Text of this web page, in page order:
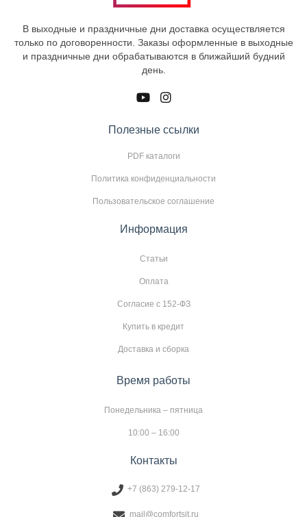
В выходные и праздничные дни доставка осуществляется
только по договоренности. Заказы оформленные в выходные
и праздничные дни обрабатываются в ближайший будний
день.
Полезные ссылки
PDF каталоги
Политика конфиденциальности
Пользовательское соглашение
Информация
Статьи
Оплата
Согласие с 152-ФЗ
Купить в кредит
Доставка и сборка
Время работы
Понедельника – пятница
10:00 – 16:00
Контакты
+7 (863) 279-12-17
mail@comfortsit.ru